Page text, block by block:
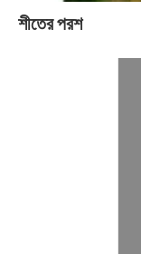
শীতের পরশ